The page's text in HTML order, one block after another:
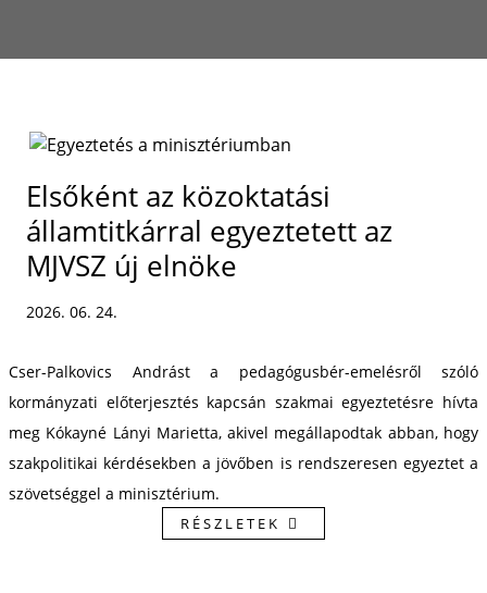
Elsőként az közoktatási
államtitkárral egyeztetett az
MJVSZ új elnöke
2026. 06. 24.
Cser-Palkovics Andrást a pedagógusbér-emelésről szóló
kormányzati előterjesztés kapcsán szakmai egyeztetésre hívta
meg Kókayné Lányi Marietta, akivel megállapodtak abban, hogy
szakpolitikai kérdésekben a jövőben is rendszeresen egyeztet a
szövetséggel a minisztérium.
RÉSZLETEK